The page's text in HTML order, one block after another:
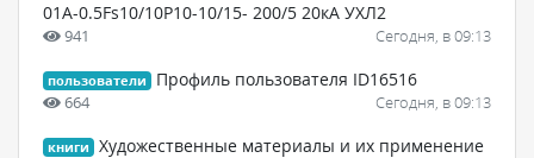
01А-0.5Fs10/10Р10-10/15- 200/5 20кА УХЛ2
941 Сегодня, в 09:13
пользователи Профиль пользователя ID16516
664 Сегодня, в 09:13
книги
Художественные материалы и их применение